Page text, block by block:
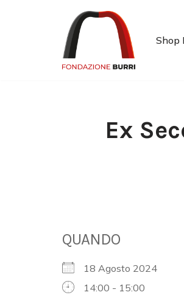
Shop
Ex
QUANDO
18 Agosto 2024
14:00 - 15:00